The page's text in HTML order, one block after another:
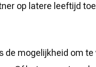
op latere leeftijd
de mogelijkheid om